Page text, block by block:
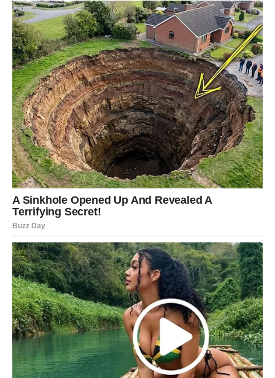
Narednih 48 sati mnogim znakovima Zodijaka donosi
događaje koje neće moći ignorisati, ali posebno će ih
osjetiti Rakovi, Vage i Škorpije kojima zvijezde šalju
sudbinske trenutke i emocije koje mijenjaju sve.
Ovo je period tokom kojeg univerzum pokazuje da neke
stvari dolaze u naš život čak i onda kada pokušavamo
pobjeći od njih.